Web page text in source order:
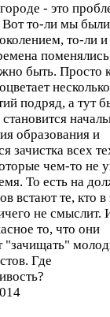
- это
то-ли мы были
то-ли и
быть. Просто
несколько
подряд, а тут
образования и
зачистка всех
чем-то не
То есть на
встают те, кто в
не смыслит.
то, что они
"зачищать"
Где